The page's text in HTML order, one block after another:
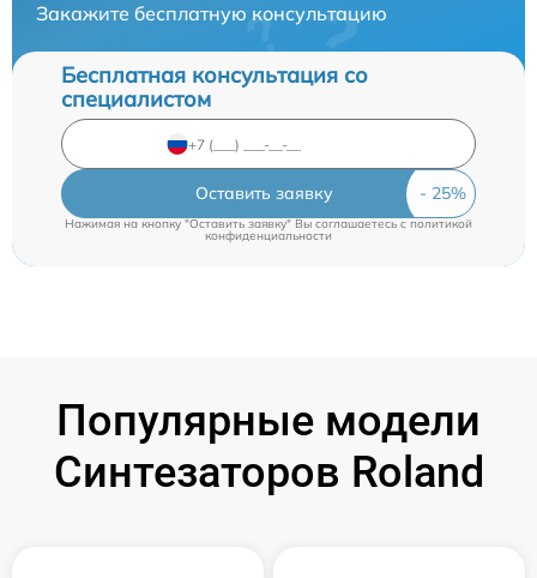
Закажите бесплатную консультацию
Бесплатная консультация со
специалистом
Оставить заявку
Нажимая на кнопку "Оставить заявку" Вы соглашаетесь cполитикой
конфиденциальности
Популярные модели
Синтезаторов Roland